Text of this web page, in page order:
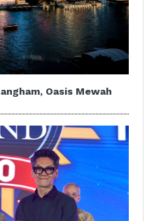
Oasis Mewah